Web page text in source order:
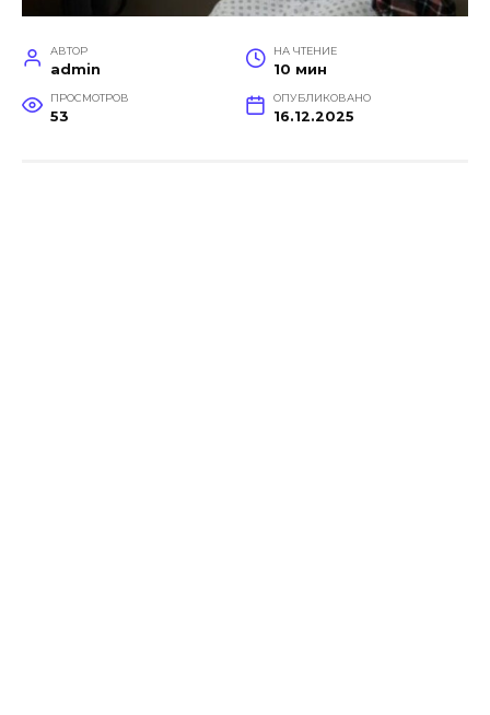
АВТОР
admin
НА ЧТЕНИЕ
10 мин
ПРОСМОТРОВ
53
ОПУБЛИКОВАНО
16.12.2025